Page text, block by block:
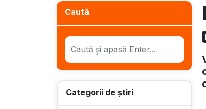
Caută
Categorii de știri